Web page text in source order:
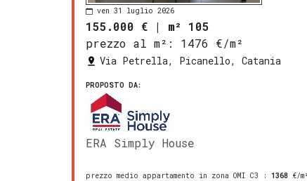
ven 31 luglio 2026
155.000 € | m² 105
prezzo al m²:
1476 €/m²
Via Petrella, Picanello, Catania
PROPOSTO DA:
ERA Simply House
prezzo medio appartamento in zona OMI C3 : 1368 €/m²